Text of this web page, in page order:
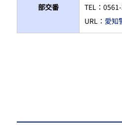
部交番
TEL：
URL： 愛知